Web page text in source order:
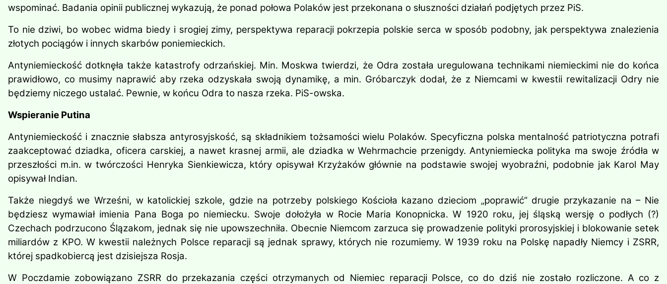
wspominać. Badania opinii publicznej wykazują, że ponad połowa Polaków jest przekonana o słuszności działań podjętych przez PiS.
To nie dziwi, bo wobec widma biedy i srogiej zimy, perspektywa reparacji pokrzepia polskie serca w sposób podobny, jak perspektywa znalezienia
złotych pociągów i innych skarbów poniemieckich.
Antyniemieckość dotknęła także katastrofy odrzańskiej. Min. Moskwa twierdzi, że Odra została uregulowana technikami niemieckimi nie do końca
prawidłowo, co musimy naprawić aby rzeka odzyskała swoją dynamikę, a min. Gróbarczyk dodał, że z Niemcami w kwestii rewitalizacji Odry nie
będziemy niczego ustalać. Pewnie, w końcu Odra to nasza rzeka. PiS-owska.
Wspieranie Putina
Antyniemieckość i znacznie słabsza antyrosyjskość, są składnikiem tożsamości wielu Polaków. Specyficzna polska mentalność patriotyczna potrafi
zaakceptować dziadka, oficera carskiej, a nawet krasnej armii, ale dziadka w Wehrmachcie przenigdy. Antyniemiecka polityka ma swoje źródła w
przeszłości m.in. w twórczości Henryka Sienkiewicza, który opisywał Krzyżaków głównie na podstawie swojej wyobraźni, podobnie jak Karol May
opisywał Indian.
Także niegdyś we Wrześni, w katolickiej szkole, gdzie na potrzeby polskiego Kościoła kazano dzieciom „poprawić” drugie przykazanie na – Nie
będziesz wymawiał imienia Pana Boga po niemiecku. Swoje dołożyła w Rocie Maria Konopnicka. W 1920 roku, jej śląską wersję o podłych (?)
Czechach podrzucono Ślązakom, jednak się nie upowszechniła. Obecnie Niemcom zarzuca się prowadzenie polityki prorosyjskiej i blokowanie setek
miliardów z KPO. W kwestii należnych Polsce reparacji są jednak sprawy, których nie rozumiemy. W 1939 roku na Polskę napadły Niemcy i ZSRR,
której spadkobiercą jest dzisiejsza Rosja.
W Poczdamie zobowiązano ZSRR do przekazania części otrzymanych od Niemiec reparacji Polsce, co do dziś nie zostało rozliczone. A co z